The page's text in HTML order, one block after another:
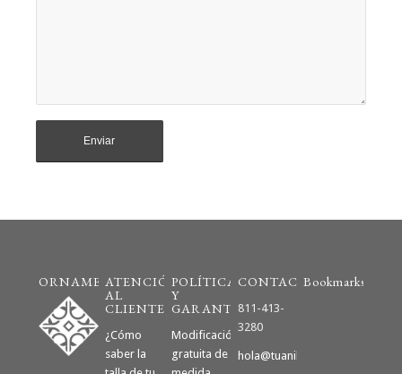
ORNAMENTOATENCIÓN
AL
CLIENTE
¿Cómo
saber la
POLÍTICAS
Y
GARANTÍAS
Modificación
gratuita de
CONTACTO
811-413-
3280
Bookmarks